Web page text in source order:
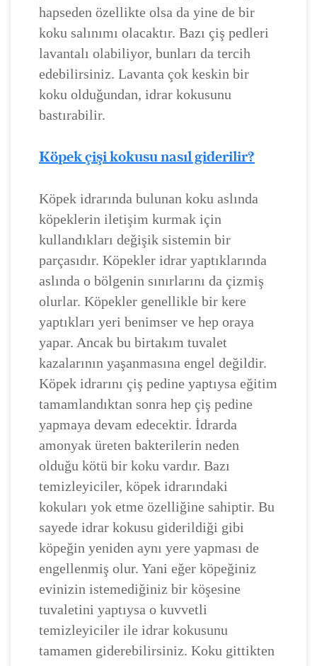
hapseden özellikte olsa da yine de bir
koku salınımı olacaktır. Bazı çiş pedleri
lavantalı olabiliyor, bunları da tercih
edebilirsiniz. Lavanta çok keskin bir
koku olduğundan, idrar kokusunu
bastırabilir.
Köpek çişi kokusu nasıl giderilir?
Köpek idrarında bulunan koku aslında
köpeklerin iletişim kurmak için
kullandıkları değişik sistemin bir
parçasıdır. Köpekler idrar yaptıklarında
aslında o bölgenin sınırlarını da çizmiş
olurlar. Köpekler genellikle bir kere
yaptıkları yeri benimser ve hep oraya
yapar. Ancak bu birtakım tuvalet
kazalarının yaşanmasına engel değildir.
Köpek idrarını çiş pedine yaptıysa eğitim
tamamlandıktan sonra hep çiş pedine
yapmaya devam edecektir. İdrarda
amonyak üreten bakterilerin neden
olduğu kötü bir koku vardır. Bazı
temizleyiciler, köpek idrarındaki
kokuları yok etme özelliğine sahiptir. Bu
sayede idrar kokusu giderildiği gibi
köpeğin yeniden aynı yere yapması de
engellenmiş olur. Yani eğer köpeğiniz
evinizin istemediğiniz bir köşesine
tuvaletini yaptıysa o kuvvetli
temizleyiciler ile idrar kokusunu
tamamen giderebilirsiniz. Koku gittikten